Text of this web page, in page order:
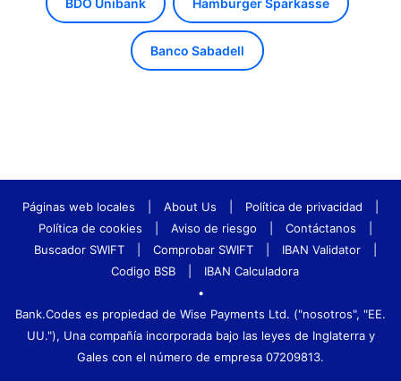
BDO Unibank Hamburger Sparkasse
Banco Sabadell
Páginas web locales About Us Política de privacidad
Política de cookies
Aviso de riesgo Contáctanos
Buscador SWIFT
Comprobar SWIFT IBAN Validator
Codigo BSB
IBAN Calculadora
•
Bank.Codes es propiedad de Wise Payments Ltd. ("nosotros", "EE.
UU."), Una compañía incorporada bajo las leyes de Inglaterra y
Gales con el número de empresa 07209813.